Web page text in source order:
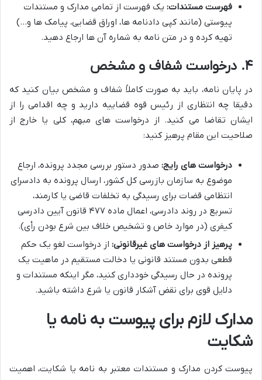
فهرست مستندات: یک فهرست از تمامی مدارک و مستندات
پیوستی (مانند کپی دادنامه ها، اوراق قضایی، پیامک ها و…)
تهیه کرده و در متن نامه به شماره آن ها ارجاع دهید.
۴. درخواست شفاف و مشخص
در پایان نامه، باید به صورت کاملاً شفاف و مشخص بیان کنید که
دقیقا چه انتظاری از رئیس قوه قضاییه دارید و چه اقدامی را از
ایشان تقاضا می کنید. از درخواست های مبهم، کلی یا خارج از
صلاحیت این مقام پرهیز کنید:
درخواست های رایج: صدور دستور بررسی مجدد پرونده، ارجاع
موضوع به سازمان بازرسی کل کشور، ارسال پرونده به دادسرای
انتظامی قضات برای رسیدگی به تخلفات قاضی یا کارمند،
تسریع در روند دادرسی، اعمال ماده ۴۷۷ قانون آیین دادرسی
کیفری (در موارد خاص و تشخیص خلاف بین شرع بودن رأی).
پرهیز از درخواست های غیرقانونی: از درخواست لغو یک حکم
قطعی بدون مستند قانونی یا دخالت مستقیم در ماهیت یک
پرونده در حال رسیدگی خودداری کنید، مگر اینکه مستندات و
دلایل قوی برای نقض آشکار قانون یا شرع داشته باشید.
مدارک لازم برای پیوست به نامه یا
شکایت
پیوست کردن مدارک و مستندات معتبر به نامه یا شکایت، اهمیت